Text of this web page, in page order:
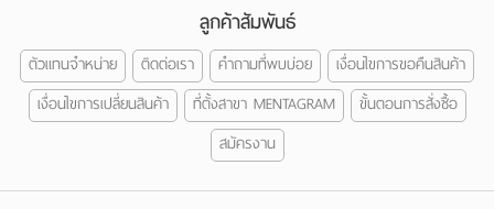
ลูกค้าสัมพันธ์
ตัวแทนจำหน่าย ติดต่อเรา คำถามที่พบบ่อย
เงื่อนไขการขอคืนสินค้า
เงื่อนไขการเปลี่ยนสินค้า
ที่ตั้งสาขา MENTAGRAM
ขั้นตอนการสั่งซื้อ
สมัครงาน